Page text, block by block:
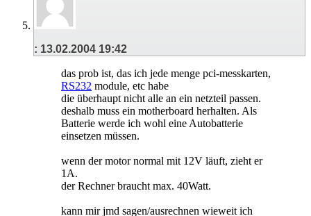
: 13.02.2004 19:42
das prob ist, das ich jede menge pci-messkarten,
RS232 module, etc habe
die überhaupt nicht alle an ein netzteil passen.
deshalb muss ein motherboard herhalten. Als
Batterie werde ich wohl eine Autobatterie
einsetzen müssen.
wenn der motor normal mit 12V läuft, zieht er
1A.
der Rechner braucht max. 40Watt.
kann mir jmd sagen/ausrechnen wieweit ich